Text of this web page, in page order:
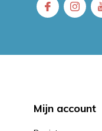
Mijn account